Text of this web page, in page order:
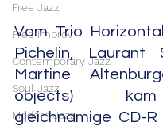
Free Jazz
Free Improv
Contemporary Jazz
Soul Jazz
Modern Jazz
Vom Trio
Pichelin, Laurant
Martine
objects)
gleichnamige CD-R